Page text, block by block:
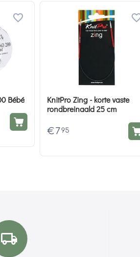
Bébé
KnitPro Zing - korte vaste
rondbreinaald 25 cm
€ 7 95